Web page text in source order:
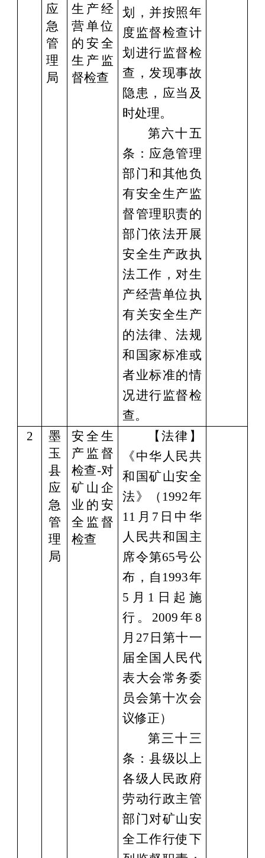
划，并按照年
度监督检查计
划进⾏监督检
查，发现事故
隐患，应当及
时处理。
第六十五
条：应急管理
部门和其他负
有安全生产监
督管理职责的
部门依法开展
安全生产政执
法工作，对生
产经营单位执
有关安全生产
的法律、法规
和国家标准或
者业标准的情
况进行监督检
查。
应
急
管
理
局
生产经
营单位
的安全
生产监
督检查
2
墨
玉
县
应
急
管
理
局
安全生
产监督
检查-对
矿山企
业的安
全监督
检查
【法律】
《中华人民共
和国矿山安全
法》（ 1992年
11月7日中华
人民共和国主
席令第65号公
布，自1993年
5月1日起施
行。2009年8
月27日第十一
届全国人民代
表大会常务委
员会第十次会
议修正）
第三十三
条：县级以上
各级人民政府
劳动⾏政主管
部门对矿山安
全工作⾏使下